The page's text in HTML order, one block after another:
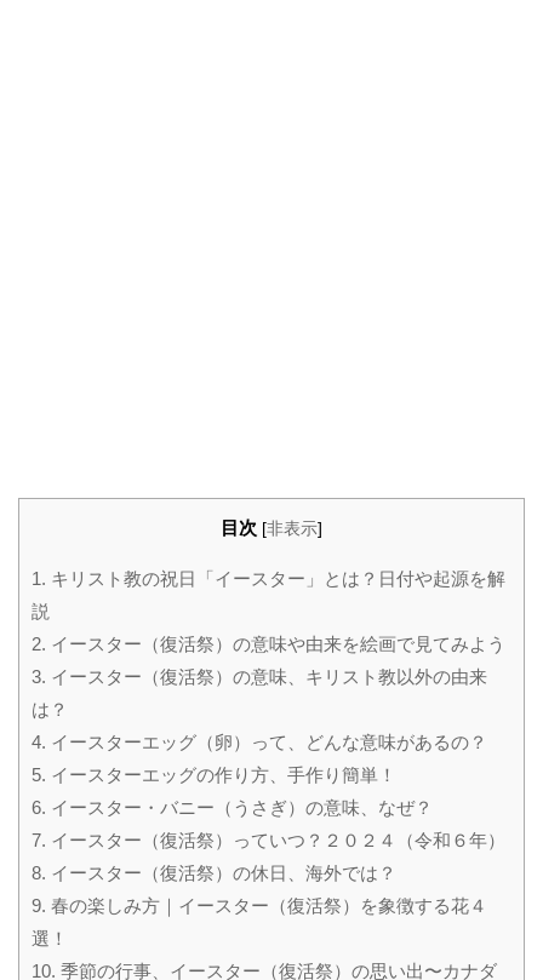
目次 [非表示]
1. キリスト教の祝日「イースター」とは？日付や起源を解
説
2. イースター（復活祭）の意味や由来を絵画で見てみよう
3. イースター（復活祭）の意味、キリスト教以外の由来
は？
4. イースターエッグ（卵）って、どんな意味があるの？
5. イースターエッグの作り方、手作り簡単！
6. イースター・バニー（うさぎ）の意味、なぜ？
7. イースター（復活祭）っていつ？２０２４（令和６年）
8. イースター（復活祭）の休日、海外では？
9. 春の楽しみ方｜イースター（復活祭）を象徴する花４
選！
10. 季節の行事、イースター（復活祭）の思い出〜カナダ